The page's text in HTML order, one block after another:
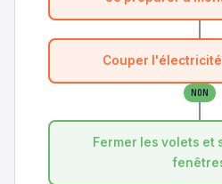
Couper l'électricité
NON
Fermer les volets et